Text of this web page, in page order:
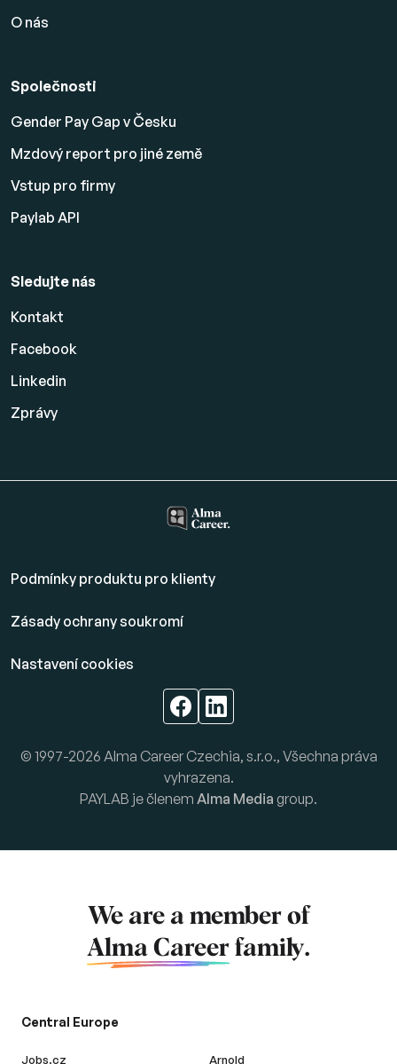
O nás
Společnosti
Gender Pay Gap v Česku
Mzdový report pro jiné země
Vstup pro firmy
Paylab API
Sledujte nás
Kontakt
Facebook
Linkedin
Zprávy
Podmínky produktu pro klienty
Zásady ochrany soukromí
Nastavení cookies
© 1997-2026 Alma Career Czechia, s.r.o., Všechna práva
vyhrazena.
PAYLAB je členem Alma Media group.
We are a member of
Alma Career family.
Central Europe
Jobs.cz
Arnold